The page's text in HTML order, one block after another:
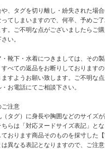
、タグを切り離し・紛失された場
てしまいますので、何卒、予めご
。ご不明な点がございましたらご
い。
靴下・水着につきましては、その
すべての返品をお断りしております
すようお願い致します。ご不明な
お電話にてご相談下さい。
注意
タグ）に身長や胸囲などのサイズ
らは「対応ヌードサイズ表記」と
おります商品そのものを採寸した
異なる表記となりますので、ご注意